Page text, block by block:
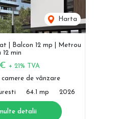
Harta
| Balcon 12 mp | Metrou
12 min
+ 21% TVA
de vânzare
64.1 mp 2026
detalii